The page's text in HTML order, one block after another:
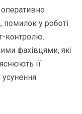
помилок у роботі
контролю.
фахівцями, які
її
усунення